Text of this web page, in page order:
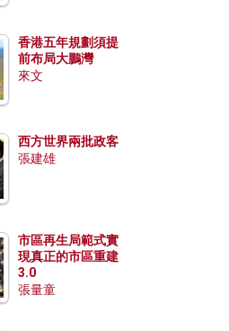
香港五年規劃須提
前布局大鵬灣
來文
西方世界兩批政客
張建雄
市區再生局範式實
現真正的市區重建
3.0
張量童